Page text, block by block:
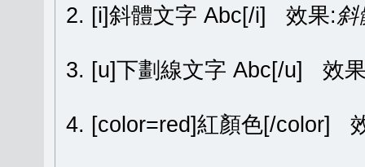
[i]斜體文字 Abc[/i] 效果:斜
[u]下劃線文字 Abc[/u] 效
[color=red]紅顏色[/color]